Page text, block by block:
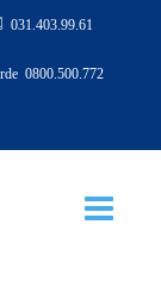
031.403.99.61
0800.500.772